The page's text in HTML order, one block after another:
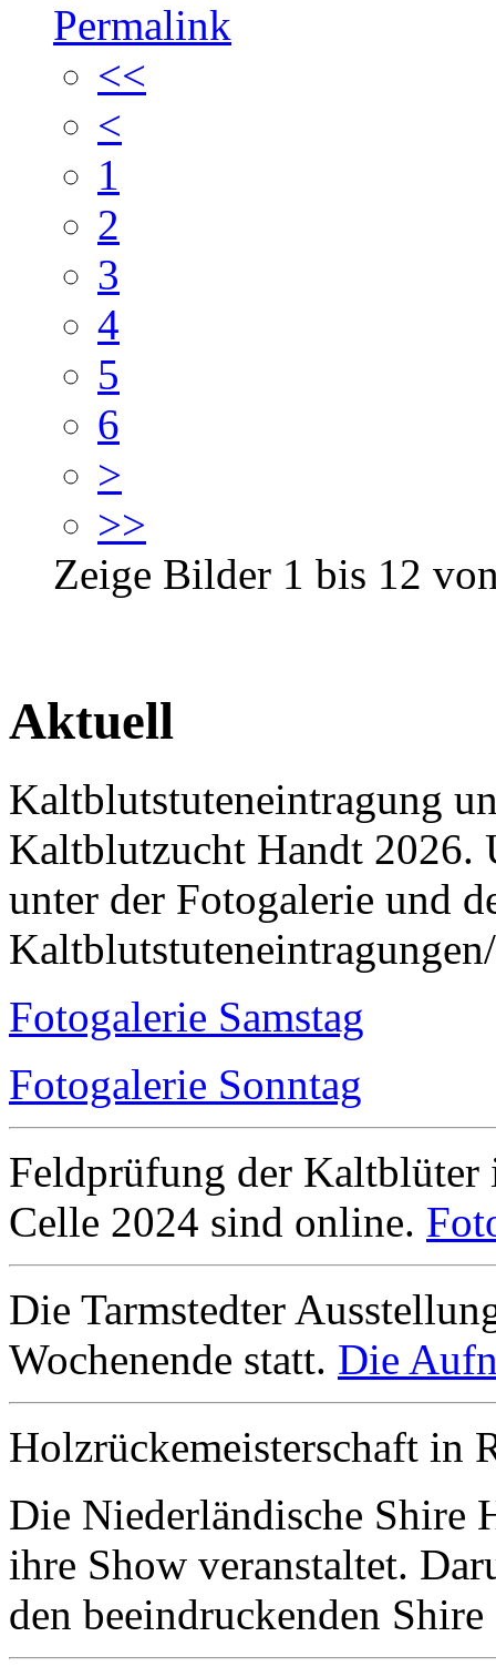
Permalink
<<
<
1
2
3
4
5
6
>
>>
Zeige Bilder 1 bis 12
Aktuell
Kaltblutstuteneintragung
Kaltblutzucht Handt 2026.
unter der Fotogalerie und
Fotogalerie Samstag
Fotogalerie Sonntag
Feldprüfung der Kaltblüter
Celle 2024 sind online.
Die Tarmstedter
Wochenende statt. Die
Holzrückemeisterschaft in
Die Niederländische Shire
ihre Show veranstaltet.
den beeindruckenden